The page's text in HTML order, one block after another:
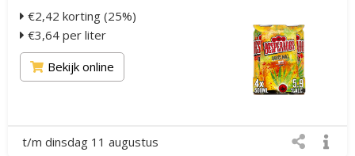
€2,42 korting (25%)
€3,64 per liter
Bekijk online
t/m dinsdag 11 augustus